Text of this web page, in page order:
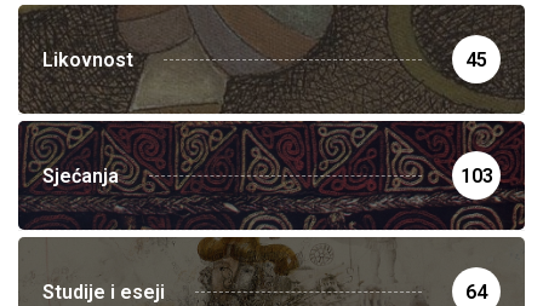
Likovnost 45
Sjećanja 103
Studije i eseji 64